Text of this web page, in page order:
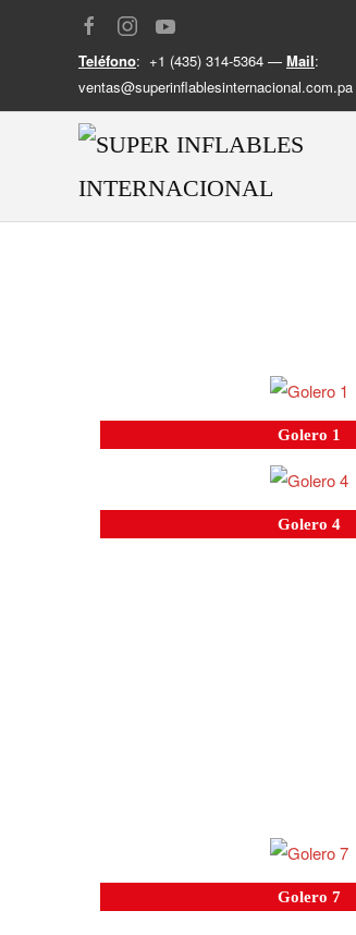
Teléfono: +1 (435) 314-5364 — Mail:
ventas@superinflablesinternacional.com.pa
Golero 1
Golero 4
Golero 7